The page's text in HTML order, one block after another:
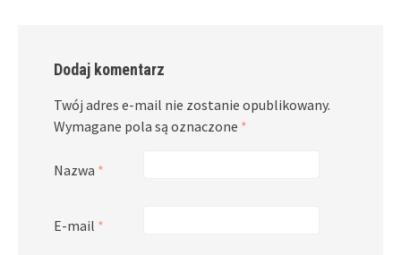
Dodaj komentarz
Twój adres e-mail nie zostanie opublikowany.
Wymagane pola są oznaczone *
Nazwa *
E-mail *